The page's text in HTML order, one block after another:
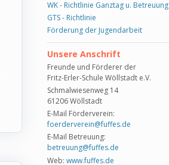
WK - Richtlinie Ganztag u. Betreuung
GTS - Richtlinie
Förderung der Jugendarbeit
Unsere Anschrift
Freunde und Förderer der
Fritz-Erler-Schule Wöllstadt e.V.
Schmalwiesenweg 14
61206 Wöllstadt
E-Mail Förderverein:
foerderverein@fuffes.de
E-Mail Betreuung:
betreuung@fuffes.de
Web:www.fuffes.de